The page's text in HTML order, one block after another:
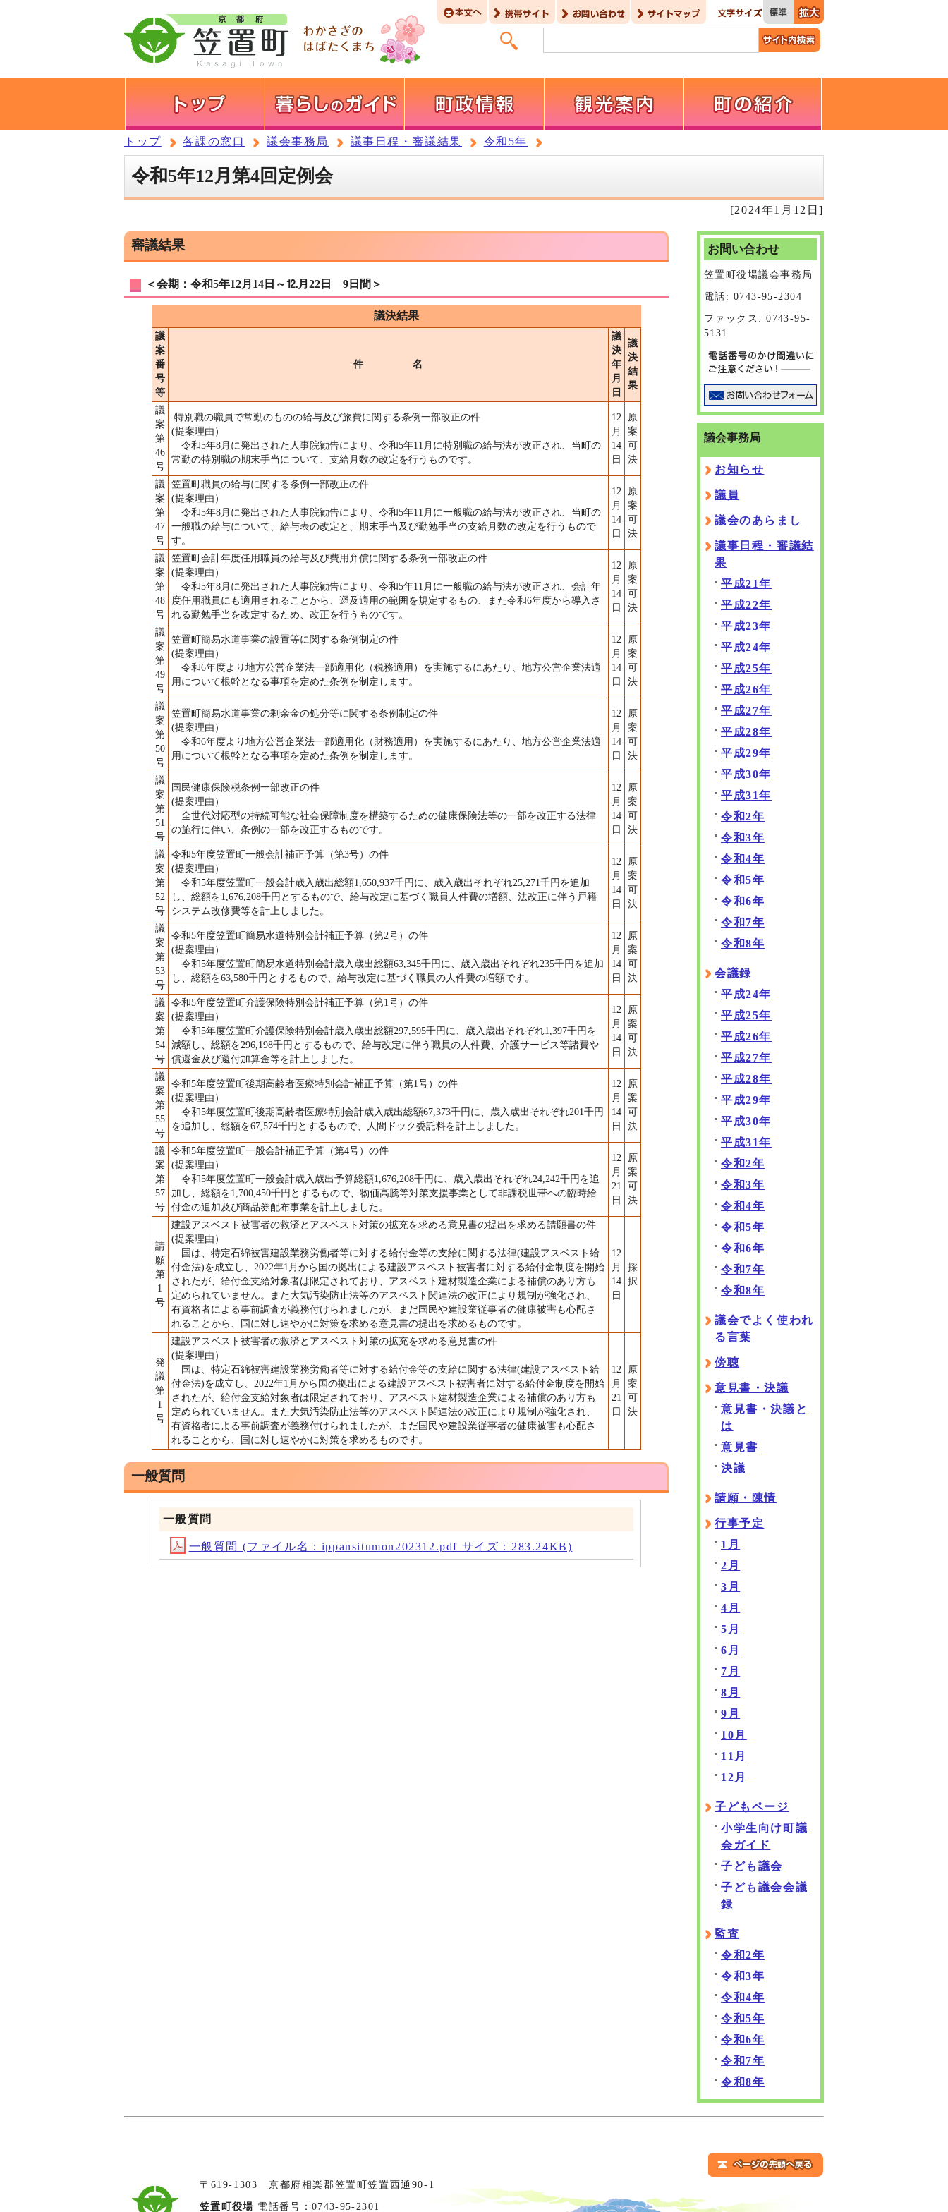
トップ 各課の窓口 議会事務局 議事日程・審議結果 令和5年
令和5年12月第4回定例会
[2024年1月12日]
審議結果
＜会期：令和5年12月14日～⒓月22日 9日間＞
議決結果
議
案
番
号
等
件 名
議
決
年
月
日
議
決
結
果
議
案
第
46
号
特別職の職員で常勤のものの給与及び旅費に関する条例一部改正の件
(提案理由）
令和5年8月に発出された人事院勧告により、令和5年11月に特別職の給与法が改正され、当町の
常勤の特別職の期末手当について、支給月数の改定を行うものです。
12
月
14
日
原
案
可
決
議
案
第
47
号
笠置町職員の給与に関する条例一部改正の件
(提案理由）
令和5年8月に発出された人事院勧告により、令和5年11月に一般職の給与法が改正され、当町の
一般職の給与について、給与表の改定と、期末手当及び勤勉手当の支給月数の改定を行うもので
す。
12
月
14
日
原
案
可
決
議
案
第
48
号
笠置町会計年度任用職員の給与及び費用弁償に関する条例一部改正の件
(提案理由）
令和5年8月に発出された人事院勧告により、令和5年11月に一般職の給与法が改正され、会計年
度任用職員にも適用されることから、遡及適用の範囲を規定するもの、また令和6年度から導入さ
れる勤勉手当を改定するため、改正を行うものです。
12
月
14
日
原
案
可
決
議
案
第
49
号
笠置町簡易水道事業の設置等に関する条例制定の件
(提案理由）
令和6年度より地方公営企業法一部適用化（税務適用）を実施するにあたり、地方公営企業法適
用について根幹となる事項を定めた条例を制定します。
12
月
14
日
原
案
可
決
議
案
第
50
号
笠置町簡易水道事業の剰余金の処分等に関する条例制定の件
(提案理由）
令和6年度より地方公営企業法一部適用化（財務適用）を実施するにあたり、地方公営企業法適
用について根幹となる事項を定めた条例を制定します。
12
月
14
日
原
案
可
決
議
案
第
51
号
国民健康保険税条例一部改正の件
(提案理由）
全世代対応型の持続可能な社会保障制度を構築するための健康保険法等の一部を改正する法律
の施行に伴い、条例の一部を改正するものです。
12
月
14
日
原
案
可
決
議
案
第
52
号
令和5年度笠置町一般会計補正予算（第3号）の件
(提案理由）
令和5年度笠置町一般会計歳入歳出総額1,650,937千円に、歳入歳出それぞれ25,271千円を追加
し、総額を1,676,208千円とするもので、給与改定に基づく職員人件費の増額、法改正に伴う戸籍
システム改修費等を計上しました。
12
月
14
日
原
案
可
決
議
案
第
53
号
令和5年度笠置町簡易水道特別会計補正予算（第2号）の件
(提案理由）
令和5年度笠置町簡易水道特別会計歳入歳出総額63,345千円に、歳入歳出それぞれ235千円を追加
し、総額を63,580千円とするもので、給与改定に基づく職員の人件費の増額です。
12
月
14
日
原
案
可
決
議
案
第
54
号
令和5年度笠置町介護保険特別会計補正予算（第1号）の件
(提案理由）
令和5年度笠置町介護保険特別会計歳入歳出総額297,595千円に、歳入歳出それぞれ1,397千円を
減額し、総額を296,198千円とするもので、給与改定に伴う職員の人件費、介護サービス等諸費や
償還金及び還付加算金等を計上しました。
12
月
14
日
原
案
可
決
議
案
第
55
号
令和5年度笠置町後期高齢者医療特別会計補正予算（第1号）の件
(提案理由）
令和5年度笠置町後期高齢者医療特別会計歳入歳出総額67,373千円に、歳入歳出それぞれ201千円
を追加し、総額を67,574千円とするもので、人間ドック委託料を計上しました。
12
月
14
日
原
案
可
決
議
案
第
57
号
令和5年度笠置町一般会計補正予算（第4号）の件
(提案理由）
令和5年度笠置町一般会計歳入歳出予算総額1,676,208千円に、歳入歳出それぞれ24,242千円を追
加し、総額を1,700,450千円とするもので、物価高騰等対策支援事業として非課税世帯への臨時給
付金の追加及び商品券配布事業を計上しました。
12
月
21
日
原
案
可
決
請
願
第
1
号
建設アスベスト被害者の救済とアスベスト対策の拡充を求める意見書の提出を求める請願書の件
(提案理由）
国は、特定石綿被害建設業務労働者等に対する給付金等の支給に関する法律(建設アスベスト給
付金法)を成立し、2022年1月から国の拠出による建設アスベスト被害者に対する給付金制度を開始
されたが、給付金支給対象者は限定されており、アスベスト建材製造企業による補償のあり方も
定められていません。また大気汚染防止法等のアスベスト関連法の改正により規制が強化され、
有資格者による事前調査が義務付けられましたが、まだ国民や建設業従事者の健康被害も心配さ
れることから、国に対し速やかに対策を求める意見書の提出を求めるものです。
12
月
14
日
採
択
発
議
第
1
号
建設アスベスト被害者の救済とアスベスト対策の拡充を求める意見書の件
(提案理由）
国は、特定石綿被害建設業務労働者等に対する給付金等の支給に関する法律(建設アスベスト給
付金法)を成立し、2022年1月から国の拠出による建設アスベスト被害者に対する給付金制度を開始
されたが、給付金支給対象者は限定されており、アスベスト建材製造企業による補償のあり方も
定められていません。また大気汚染防止法等のアスベスト関連法の改正により規制が強化され、
有資格者による事前調査が義務付けられましたが、まだ国民や建設業従事者の健康被害も心配さ
れることから、国に対し速やかに対策を求めるものです。
12
月
21
日
原
案
可
決
一般質問
一般質問
一般質問 (ファイル名：ippansitumon202312.pdf サイズ：283.24KB)
お問い合わせ
笠置町役場議会事務局
電話: 0743-95-2304
ファックス: 0743-95-
5131
議会事務局
お知らせ
議員
議会のあらまし
議事日程・審議結
果
平成21年
平成22年
平成23年
平成24年
平成25年
平成26年
平成27年
平成28年
平成29年
平成30年
平成31年
令和2年
令和3年
令和4年
令和5年
令和6年
令和7年
令和8年
会議録
平成24年
平成25年
平成26年
平成27年
平成28年
平成29年
平成30年
平成31年
令和2年
令和3年
令和4年
令和5年
令和6年
令和7年
令和8年
議会でよく使われ
る言葉
傍聴
意見書・決議
意見書・決議と
は
意見書
決議
請願・陳情
行事予定
1月
2月
3月
4月
5月
6月
7月
8月
9月
10月
11月
12月
子どもページ
小学生向け町議
会ガイド
子ども議会
子ども議会会議
録
監査
令和2年
令和3年
令和4年
令和5年
令和6年
令和7年
令和8年
〒619-1303 京都府相楽郡笠置町笠置西通90-1
笠置町役場 電話番号：0743-95-2301